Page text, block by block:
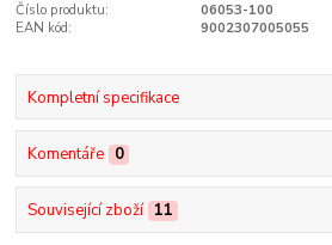
Číslo produktu:
06053-100
EAN kód:
9002307005055
Kompletní specifikace
Komentáře 0
Související zboží 11